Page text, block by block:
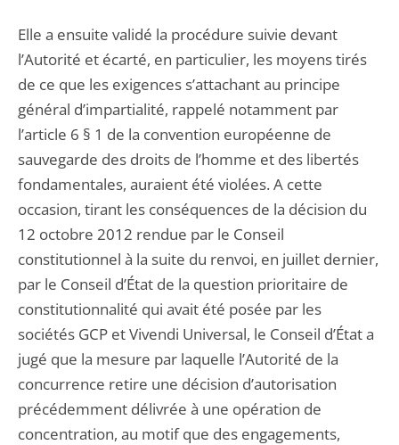
Elle a ensuite validé la procédure suivie devant
l’Autorité et écarté, en particulier, les moyens tirés
de ce que les exigences s’attachant au principe
général d’impartialité, rappelé notamment par
l’article 6 § 1 de la convention européenne de
sauvegarde des droits de l’homme et des libertés
fondamentales, auraient été violées. A cette
occasion, tirant les conséquences de la décision du
12 octobre 2012 rendue par le Conseil
constitutionnel à la suite du renvoi, en juillet dernier,
par le Conseil d’État de la question prioritaire de
constitutionnalité qui avait été posée par les
sociétés GCP et Vivendi Universal, le Conseil d’État a
jugé que la mesure par laquelle l’Autorité de la
concurrence retire une décision d’autorisation
précédemment délivrée à une opération de
concentration, au motif que des engagements,